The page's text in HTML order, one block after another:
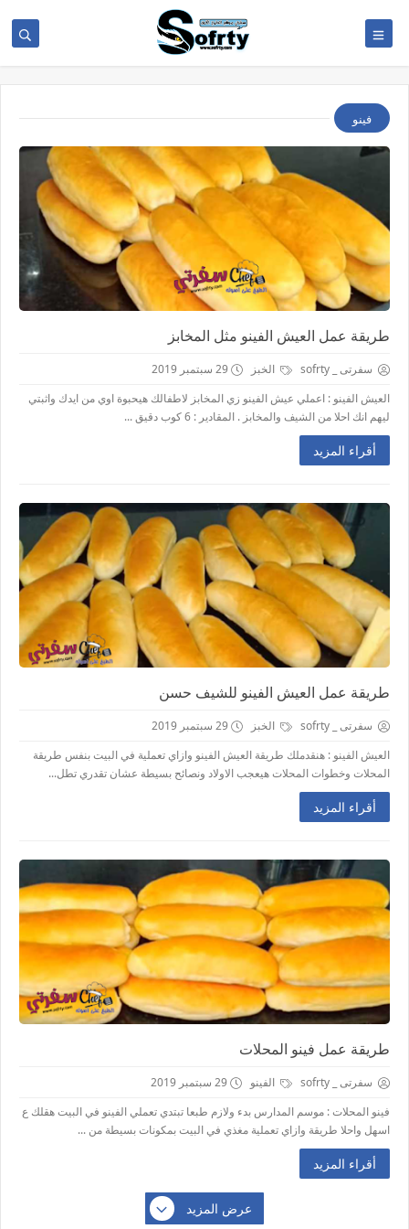
فينو
طريقة عمل العيش الفينو مثل المخابز
سفرتى _ sofrty الخبز
29 سبتمبر 2019
العيش الفينو : اعملي عيش الفينو زي المخابز لاطفالك هيحبوة اوي من ايدك واثبتي
ليهم انك احلا من الشيف والمخابز . المقادير : 6 كوب دقيق ...
أقراء المزيد
طريقة عمل العيش الفينو للشيف حسن
سفرتى _ sofrty الخبز
29 سبتمبر 2019
العيش الفينو : هنقدملك طريقة العيش الفينو وازاي تعملية في البيت بنفس طريقة
المحلات وخطوات المحلات هيعجب الاولاد ونصائح بسيطة عشان تقدري تطل...
أقراء المزيد
طريقة عمل فينو المحلات
سفرتى _ sofrty الفينو
29 سبتمبر 2019
فينو المحلات : موسم المدارس بدء ولازم طبعا تبتدي تعملي الفينو في البيت هقلك ع
اسهل واحلا طريقة وازاي تعملية مغذي في البيت بمكونات بسيطة من ...
أقراء المزيد
عرض المزيد